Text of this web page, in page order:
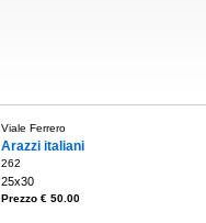
Viale Ferrero
Arazzi italiani
262
25x30
Prezzo € 50.00